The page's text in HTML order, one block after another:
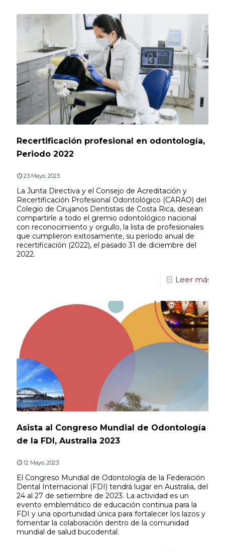
Recertificación profesional en odontología,
Periodo 2022
23 Mayo, 2023
La Junta Directiva y el Consejo de Acreditación y
Recertificación Profesional Odontológico (CARAO) del
Colegio de Cirujanos Dentistas de Costa Rica, desean
compartirle a todo el gremio odontológico nacional
con reconocimiento y orgullo, la lista de profesionales
que cumplieron exitosamente, su período anual de
recertificación (2022), el pasado 31 de diciembre del
2022.
Leer más
Asista al Congreso Mundial de Odontología
de la FDI, Australia 2023
12 Mayo, 2023
El Congreso Mundial de Odontología de la Federación
Dental Internacional (FDI) tendrá lugar en Australia, del
24 al 27 de setiembre de 2023. La actividad es un
evento emblemático de educación continua para la
FDI y una oportunidad única para fortalecer los lazos y
fomentar la colaboración dentro de la comunidad
mundial de salud bucodental.